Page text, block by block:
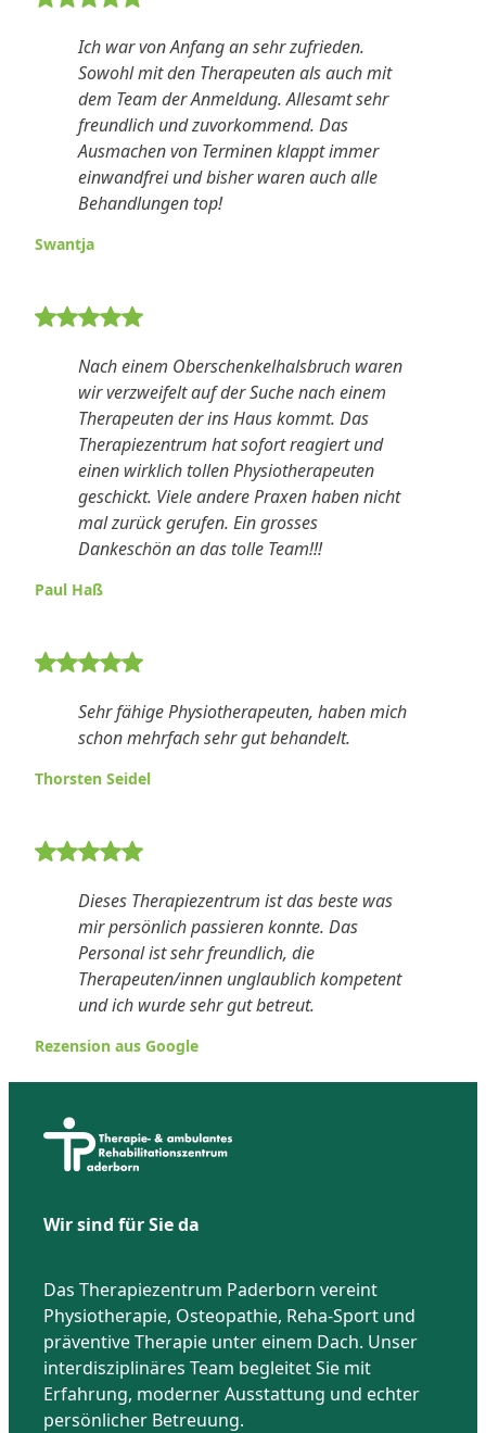
5 von 5 Sternen Bewertung
Ich war von Anfang an sehr zufrieden.
Sowohl mit den Therapeuten als auch mit
dem Team der Anmeldung. Allesamt sehr
freundlich und zuvorkommend. Das
Ausmachen von Terminen klappt immer
einwandfrei und bisher waren auch alle
Behandlungen top!
Swantja
5 von 5 Sternen Bewertung
Nach einem Oberschenkelhalsbruch waren
wir verzweifelt auf der Suche nach einem
Therapeuten der ins Haus kommt. Das
Therapiezentrum hat sofort reagiert und
einen wirklich tollen Physiotherapeuten
geschickt. Viele andere Praxen haben nicht
mal zurück gerufen. Ein grosses
Dankeschön an das tolle Team!!!
Paul Haß
5 von 5 Sternen Bewertung
Sehr fähige Physiotherapeuten, haben mich
schon mehrfach sehr gut behandelt.
Thorsten Seidel
5 von 5 Sternen Bewertung
Dieses Therapiezentrum ist das beste was
mir persönlich passieren konnte. Das
Personal ist sehr freundlich, die
Therapeuten/innen unglaublich kompetent
und ich wurde sehr gut betreut.
Rezension aus Google
Wir sind für Sie da
Das Therapiezentrum Paderborn vereint
Physiotherapie, Osteopathie, Reha-Sport und
präventive Therapie unter einem Dach. Unser
interdisziplinäres Team begleitet Sie mit
Erfahrung, moderner Ausstattung und echter
persönlicher Betreuung.